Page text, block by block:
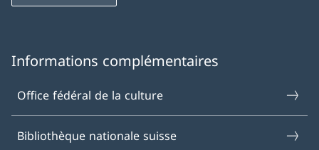
Informations complémentaires
Office fédéral de la culture
Bibliothèque nationale suisse